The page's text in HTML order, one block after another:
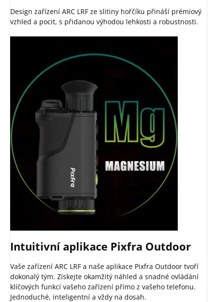
Design zařízení ARC LRF ze slitiny hořčíku přináší prémiový
vzhled a pocit, s přidanou výhodou lehkosti a robustnosti.
Intuitivní aplikace Pixfra Outdoor
Vaše zařízení ARC LRF a naše aplikace Pixfra Outdoor tvoří
dokonalý tým. Získejte okamžitý náhled a snadné ovládání
klíčových funkcí vašeho zařízení přímo z vašeho telefonu.
Jednoduché, inteligentní a vždy na dosah.